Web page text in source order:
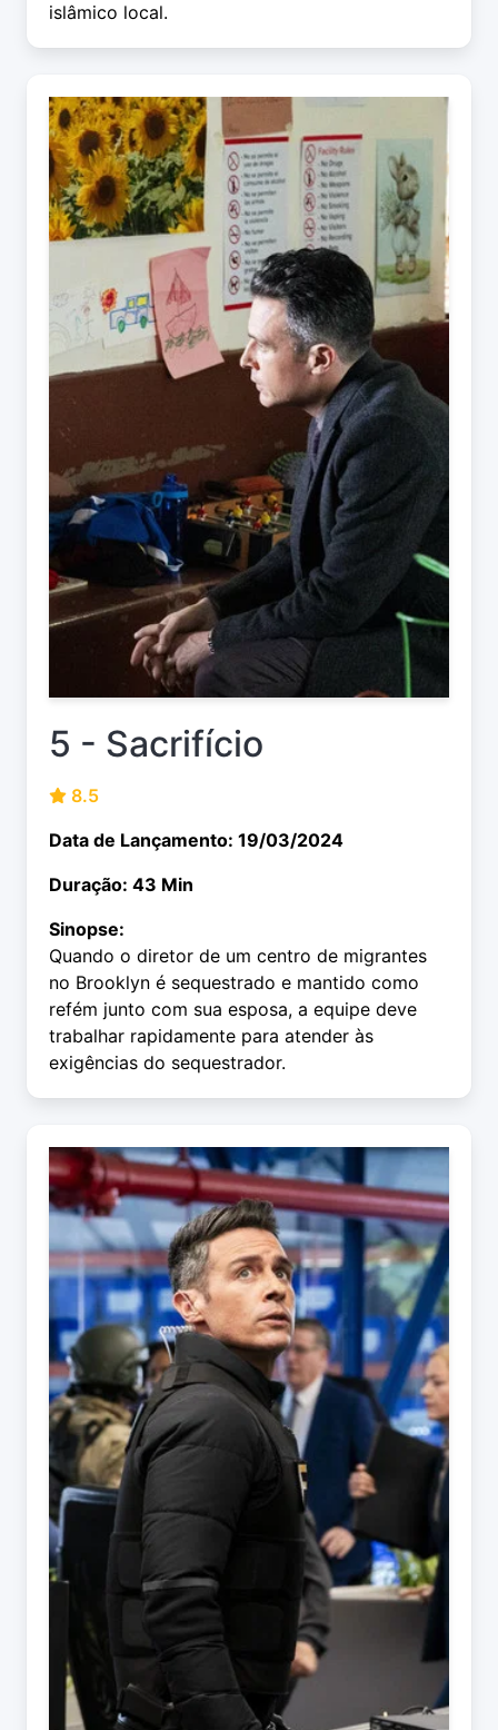
islâmico local.
5 - Sacrifício
8.5
Data de Lançamento: 19/03/2024
Duração: 43 Min
Sinopse:
Quando o diretor de um centro de migrantes
no Brooklyn é sequestrado e mantido como
refém junto com sua esposa, a equipe deve
trabalhar rapidamente para atender às
exigências do sequestrador.